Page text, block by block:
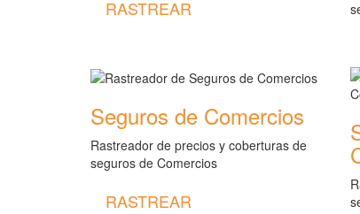
RASTREAR
Seguros de Comercios
Rastreador de precios y coberturas de
seguros de Comercios
RASTREAR